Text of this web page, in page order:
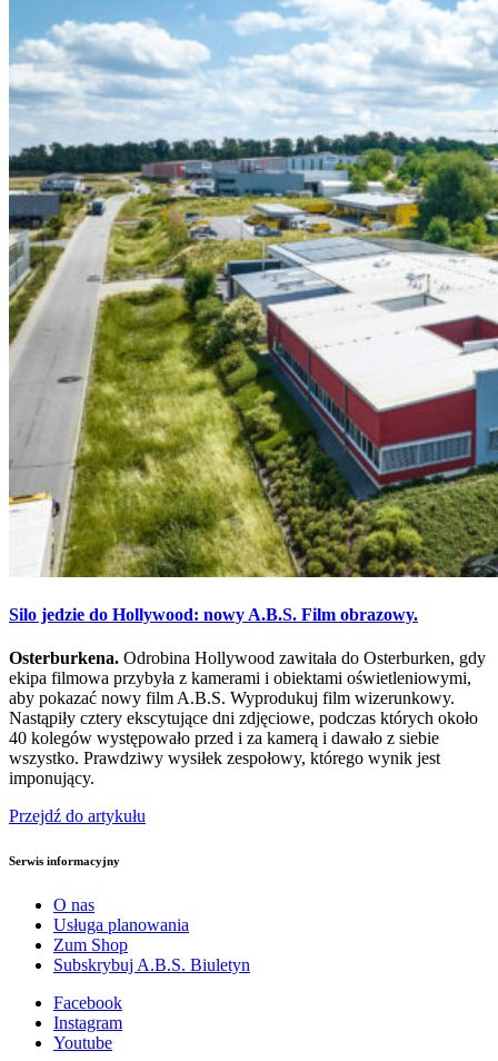
Silo jedzie do Hollywood: nowy A.B.S. Film obrazowy.
Osterburkena. Odrobina Hollywood zawitała do Osterburken, gdy
ekipa filmowa przybyła z kamerami i obiektami oświetleniowymi,
aby pokazać nowy film A.B.S. Wyprodukuj film wizerunkowy.
Nastąpiły cztery ekscytujące dni zdjęciowe, podczas których około
40 kolegów występowało przed i za kamerą i dawało z siebie
wszystko. Prawdziwy wysiłek zespołowy, którego wynik jest
imponujący.
Przejdź do artykułu
Serwis informacyjny
O nas
Usługa planowania
Zum Shop
Subskrybuj A.B.S. Biuletyn
Facebook
Instagram
Youtube